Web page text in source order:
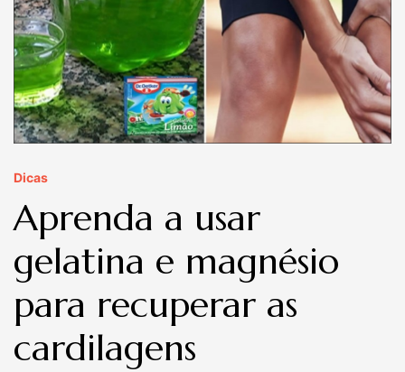
Dicas
Aprenda a usar
gelatina e magnésio
para recuperar as
cardilagens